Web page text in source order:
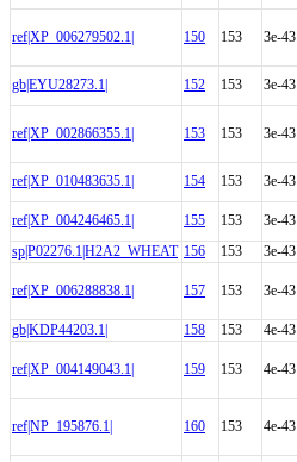
ref|XP_006279502.1| 150 153 3e-43
gb|EYU28273.1| 152 153 3e-43
ref|XP_002866355.1| 153 153 3e-43
ref|XP_010483635.1| 154 153 3e-43
ref|XP_004246465.1| 155 153 3e-43
sp|P02276.1|H2A2_WHEAT 156 153 3e-43
ref|XP_006288838.1| 157 153 3e-43
gb|KDP44203.1| 158 153 4e-43
ref|XP_004149043.1| 159 153 4e-43
ref|NP_195876.1| 160 153 4e-43